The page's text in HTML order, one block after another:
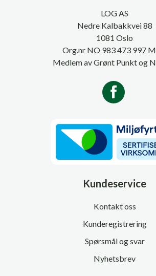
LOG AS
Nedre Kalbakkvei 88
1081 Oslo
Org.nr NO 983 473 997
Medlem av Grønt Punkt og
Kundeservice
Kontakt oss
Kunderegistrering
Spørsmål og svar
Nyhetsbrev